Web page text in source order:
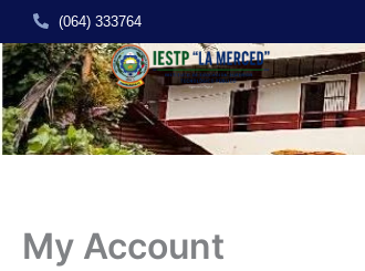
al
contenido
(064) 333764
My Account